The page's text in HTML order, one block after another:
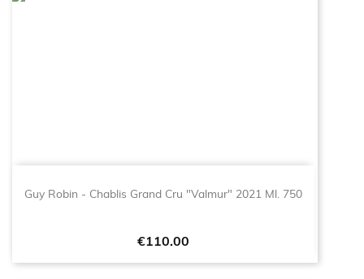
Guy Robin - Chablis Grand Cru "Valmur" 2021 Ml. 750
Price
€110.00